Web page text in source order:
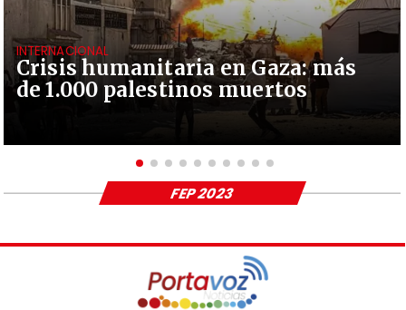
Crisis humanitaria en Gaza: más
de 1.000 palestinos muertos
INTERNACIONAL
FEP 2023